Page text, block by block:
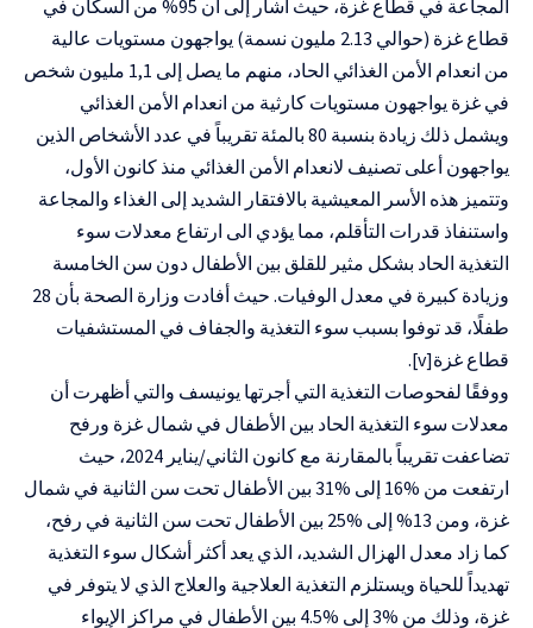
المجاعة في قطاع غزة، حيث أشار إلى أن 95% من السكان في
قطاع غزة (حوالي 2.13 مليون نسمة) يواجهون مستويات عالية
من انعدام الأمن الغذائي الحاد، منهم ما يصل إلى 1,1 مليون شخص
في غزة يواجهون مستويات كارثية من انعدام الأمن الغذائي
ويشمل ذلك زيادة بنسبة 80 بالمئة تقريباً في عدد الأشخاص الذين
يواجهون أعلى تصنيف لانعدام الأمن الغذائي منذ كانون الأول،
وتتميز هذه الأسر المعيشية بالافتقار الشديد إلى الغذاء والمجاعة
واستنفاذ قدرات التأقلم، مما يؤدي الى ارتفاع معدلات سوء
التغذية الحاد بشكل مثير للقلق بين الأطفال دون سن الخامسة
وزيادة كبيرة في معدل الوفيات. حيث أفادت وزارة الصحة بأن 28
طفلًا، قد توفوا بسبب سوء التغذية والجفاف في المستشفيات
قطاع غزة[v].
ووفقًا لفحوصات التغذية التي أجرتها يونيسف والتي أظهرت أن
معدلات سوء التغذية الحاد بين الأطفال في شمال غزة ورفح
تضاعفت تقريباً بالمقارنة مع كانون الثاني/يناير 2024، حيث
ارتفعت من %16 إلى %31 بين الأطفال تحت سن الثانية في شمال
غزة، ومن 13% إلى %25 بين الأطفال تحت سن الثانية في رفح،
كما زاد معدل الهزال الشديد، الذي يعد أكثر أشكال سوء التغذية
تهديداً للحياة ويستلزم التغذية العلاجية والعلاج الذي لا يتوفر في
غزة، وذلك من %3 إلى %4.5 بين الأطفال في مراكز الإيواء